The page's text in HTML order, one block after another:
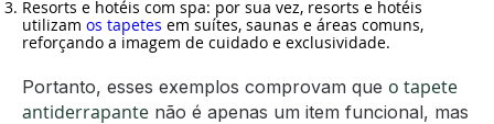
Resorts e hotéis com spa: por sua vez, resorts e hotéis
utilizam os tapetes em suítes, saunas e áreas comuns,
reforçando a imagem de cuidado e exclusividade.
Portanto, esses exemplos comprovam que o tapete
antiderrapante não é apenas um item funcional, mas